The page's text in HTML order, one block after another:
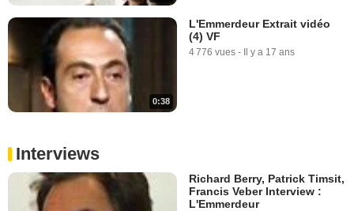
0:38
L'Emmerdeur Extrait vidéo
(4) VF
4 776 vues - Il y a 17 ans
Interviews
Richard Berry, Patrick Timsit,
Francis Veber Interview :
L'Emmerdeur